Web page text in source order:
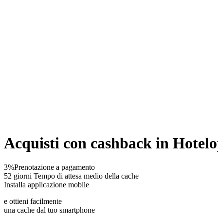
Acquisti con cashback in
3%Prenotazione a pagamento
52 giorni Tempo di attesa medio della cache
Installa applicazione mobile
e ottieni facilmente
una cache dal tuo smartphone